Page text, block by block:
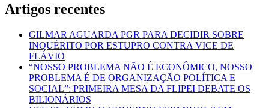
Artigos recentes
GILMAR AGUARDA PGR PARA DECIDIR SOBRE
INQUÉRITO POR ESTUPRO CONTRA VICE DE
FLÁVIO
“NOSSO PROBLEMA NÃO É ECONÔMICO, NOSSO
PROBLEMA É DE ORGANIZAÇÃO POLÍTICA E
SOCIAL”: PRIMEIRA MESA DA FLIPEI DEBATE OS
BILIONÁRIOS